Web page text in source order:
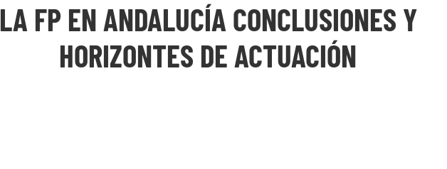
LA FP EN ANDALUCÍA CONCLUSIONES Y
HORIZONTES DE ACTUACIÓN